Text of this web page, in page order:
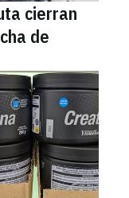
cierran
de